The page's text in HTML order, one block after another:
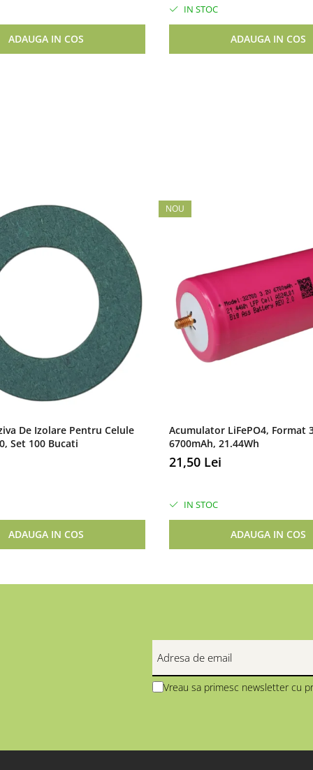
ADAUGA IN COS
IN STOC
ADAUGA IN COS
De Izolare Pentru Celule
Set 100 Bucati
ADAUGA IN COS
NOU
Acumulator LiFePO4, Format
6700mAh, 21.44Wh
21,50 Lei
IN STOC
ADAUGA IN COS
Vreau sa primesc newsletter cu